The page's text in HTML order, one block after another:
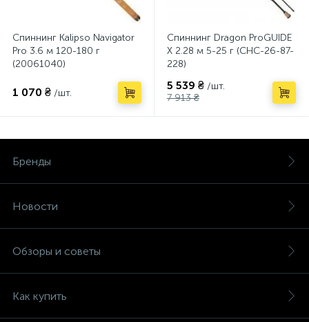
Спиннинг Kalipso Navigator
Pro 3.6 м 120-180 г
(20061040)
1 070 ₴ /шт.
Спиннинг Dragon ProGUIDE
X 2.28 м 5-25 г (CHC-26-87-
228)
5 539 ₴ /шт.
7 913 ₴
Бренды
Новости
Обзоры и советы
Как купить